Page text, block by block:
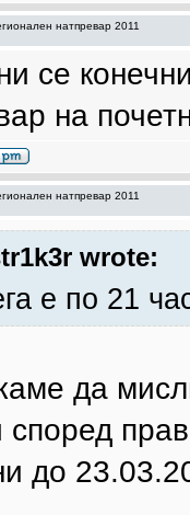
натпревар 2011
се
на
натпревар 2011
wrote:
е по 21
да
според
до